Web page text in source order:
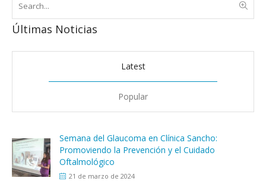
Últimas Noticias
Latest
Popular
Semana del Glaucoma en Clínica Sancho:
Promoviendo la Prevención y el Cuidado
Oftalmológico
21 de marzo de 2024